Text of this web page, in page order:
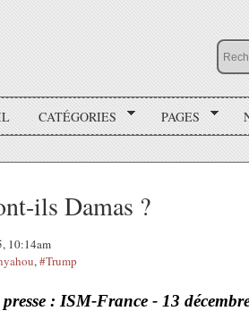
CATÉGORIES PAGES
ils Damas ?
10:14am
,#Trump
presse : ISM-France - 13